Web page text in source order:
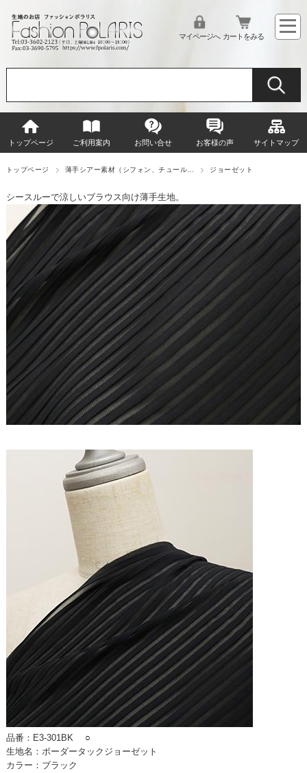
マイページへ カートをみる
トップページ ご利用案内 お問い合せ お客様の声 サイトマップ
トップページ 薄手シアー素材（シフォン、チュール… ジョーゼット
シースルーで涼しいブラウス向け薄手生地。
品番：E3-301BK○
生地名：ボーダータックジョーゼット
カラー：ブラック